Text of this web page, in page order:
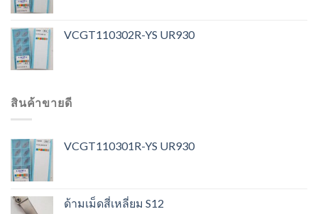
VCGT110302R-YS UR930
สินค้าขายดี
VCGT110301R-YS UR930
ด้ามเม็ดสี่เหลี่ยม S12